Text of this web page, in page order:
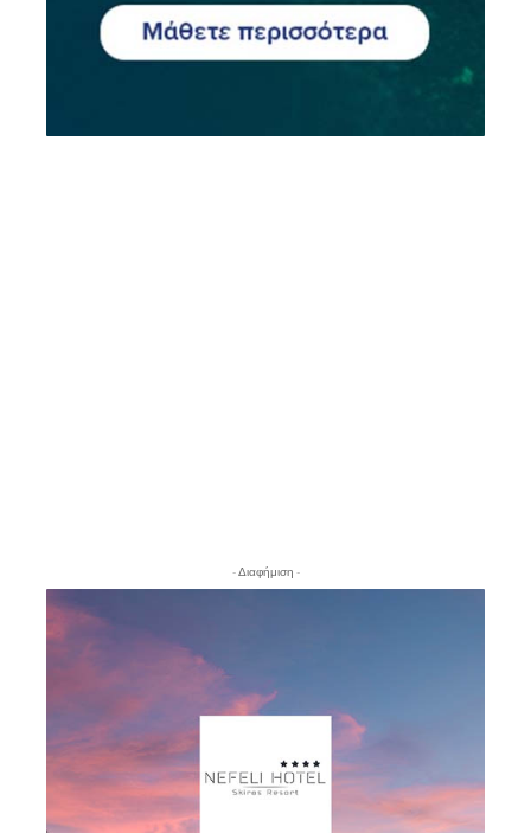
- Διαφήμιση -